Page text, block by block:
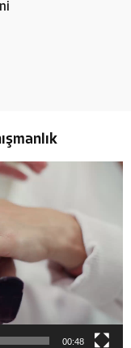
00:48